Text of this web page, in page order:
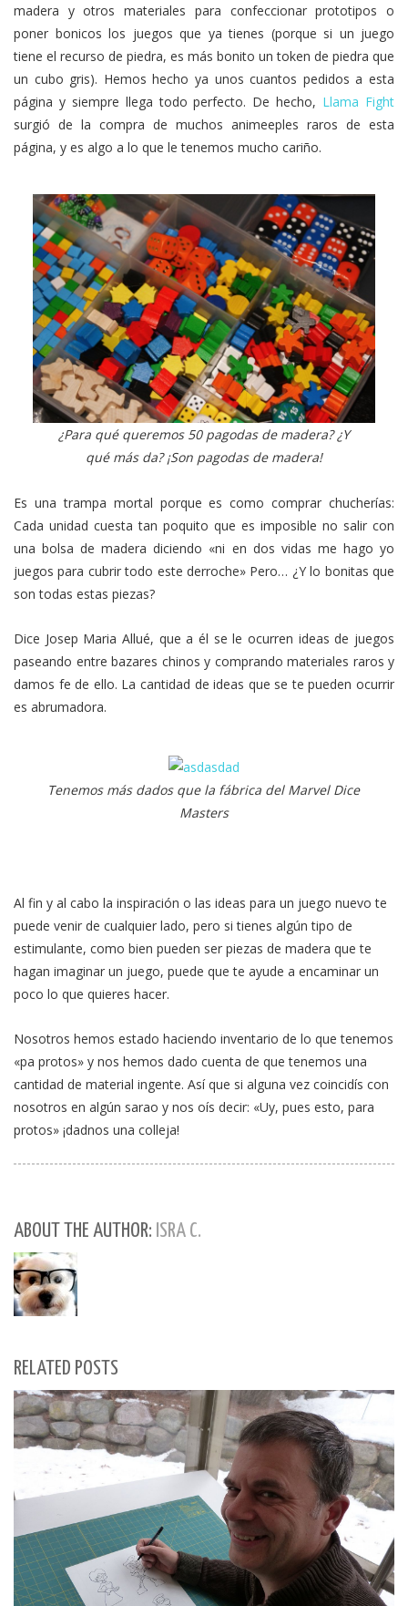
madera y otros materiales para confeccionar prototipos o
poner bonicos los juegos que ya tienes (porque si un juego
tiene el recurso de piedra, es más bonito un token de piedra que
un cubo gris). Hemos hecho ya unos cuantos pedidos a esta
página y siempre llega todo perfecto. De hecho, Llama Fight
surgió de la compra de muchos animeeples raros de esta
página, y es algo a lo que le tenemos mucho cariño.
¿Para qué queremos 50 pagodas de madera? ¿Y
qué más da? ¡Son pagodas de madera!
Es una trampa mortal porque es como comprar chucherías:
Cada unidad cuesta tan poquito que es imposible no salir con
una bolsa de madera diciendo «ni en dos vidas me hago yo
juegos para cubrir todo este derroche» Pero… ¿Y lo bonitas que
son todas estas piezas?
Dice Josep Maria Allué, que a él se le ocurren ideas de juegos
paseando entre bazares chinos y comprando materiales raros y
damos fe de ello. La cantidad de ideas que se te pueden ocurrir
es abrumadora.
Tenemos más dados que la fábrica del Marvel Dice
Masters
Al fin y al cabo la inspiración o las ideas para un juego nuevo te
puede venir de cualquier lado, pero si tienes algún tipo de
estimulante, como bien pueden ser piezas de madera que te
hagan imaginar un juego, puede que te ayude a encaminar un
poco lo que quieres hacer.
Nosotros hemos estado haciendo inventario de lo que tenemos
«pa protos» y nos hemos dado cuenta de que tenemos una
cantidad de material ingente. Así que si alguna vez coincidís con
nosotros en algún sarao y nos oís decir: «Uy, pues esto, para
protos» ¡dadnos una colleja!
ABOUT THE AUTHOR: ISRA C.
RELATED POSTS